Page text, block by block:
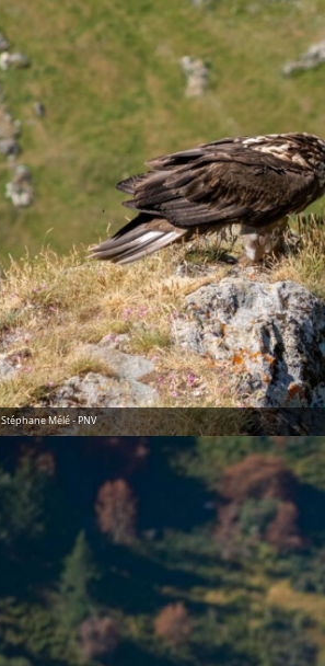
Stéphane Mélé - PNV